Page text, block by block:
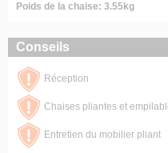
Poids de la chaise: 3.55kg
Conseils
Réception
Chaises pliantes et
Entretien du mobilier pliant